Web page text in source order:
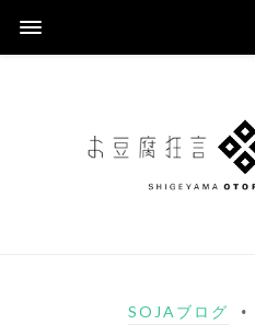
SOJAブログ